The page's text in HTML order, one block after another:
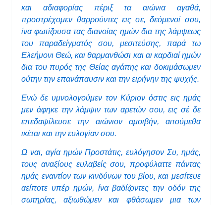
και αδιαφορίας πέριξ τα αιώνια αγαθά,
προστρέχομεν θαρρούντες εις σε, δεόμενοί σου,
ίνα φωτίζουσα τας διανοίας ημών δια της λάμψεως
του παραδείγματός σου, μεσιτεύσης, παρά τω
Ελεήμονι Θεώ, και θαρμανθώσι και αι καρδιαί ημών
δια του πυρός της Θείας αγάπης και δοκιμάσωμεν
ούτην την επανάπαυσιν και την ειρήνην της ψυχής.
Ενώ δε υμνολογούμεν τον Κύριον όστις εις ημάς
μεν άφηκε την λάμψιν των αρετών σου, εις σέ δε
επεδαψίλευσε την αιώνιον αμοιβήν, αιτούμεθα
ικέται και την ευλογίαν σου.
Ω ναι, αγία ημών Προστάτις, ευλόγησον Συ, ημάς,
τους αναξίους ευλαβείς σου, προφύλαττε πάντας
ημάς εναντίον των κινδύνων του βίου, και μεσίτευε
αείποτε υπέρ ημών, ίνα βαδίζοντες την οδόν της
σωτηρίας, αξιωθώμεν και φθάσωμεν μια των